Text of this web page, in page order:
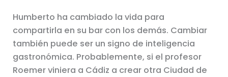
Humberto ha cambiado la vida para
compartirla en su bar con los demás. Cambiar
también puede ser un signo de inteligencia
gastronómica. Probablemente, si el profesor
Roemer viniera a Cádiz a crear otra Ciudad de